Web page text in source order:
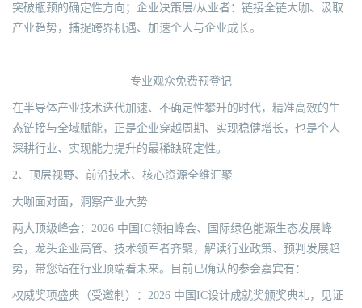
突破瓶颈的确定性方向；企业决策层/从业者：链接全链大咖、汲取
产业趋势，捕捉跨界机遇、加速个人与企业成长。
专业观众免费预登记
在半导体产业技术迭代加速、不确定性攀升的时代，精准高效的生
态链接与全域赋能，正是企业穿越周期、实现稳健增长，也是个人
深耕行业、实现能力提升的最稀缺确定性。
2、顶层视野、前沿技术、核心资源全维汇聚
大咖面对面，洞察产业大势
两大顶级峰会：2026 中国IC领袖峰会、国际绿色能源生态发展峰
会，龙头企业高管、技术领军者齐聚，解读行业政策、预判发展趋
势，带您站在行业顶端看未来。目前已确认的参会嘉宾有：
权威奖项盛典（受邀制）：2026 中国IC设计成就奖颁奖典礼，见证